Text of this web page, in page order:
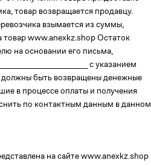
товар возвращается продавцу.
взымается из суммы,
товар www.anexkz.shop Остаток
на основании его письма,
с указанием
должны быть возвращены денежные
в процессе оплаты и получения
по контактным данным в данном
на сайте www.anexkz.shop